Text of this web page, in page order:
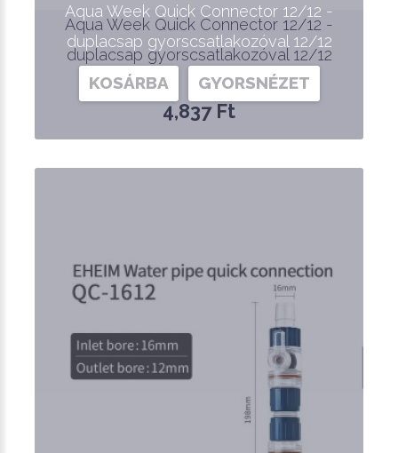
Aqua Week Quick Connector 12/12 -
duplacsap gyorscsatlakozóval 12/12
4,837 Ft
Aqua Week Quick Connector 12/12 -
duplacsap gyorscsatlakozóval 12/12
KOSÁRBA GYORSNÉZET